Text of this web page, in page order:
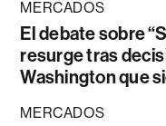
MERCADOS
El debate sobre
resurge tras
Washington que
MERCADOS